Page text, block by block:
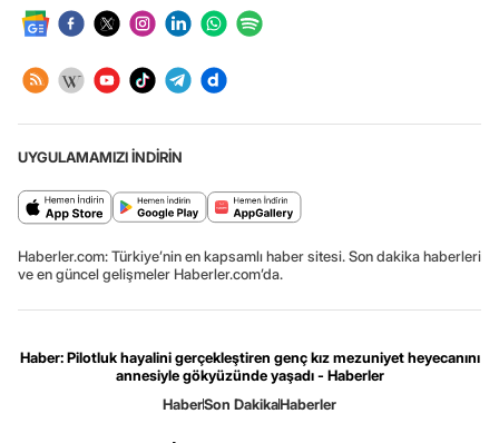
UYGULAMAMIZI İNDİRİN
Haberler.com: Türkiye’nin en kapsamlı haber sitesi. Son dakika haberleri
ve en güncel gelişmeler Haberler.com’da.
Haber: Pilotluk hayalini gerçekleştiren genç kız mezuniyet heyecanını
annesiyle gökyüzünde yaşadı - Haberler
HaberSon DakikaHaberler